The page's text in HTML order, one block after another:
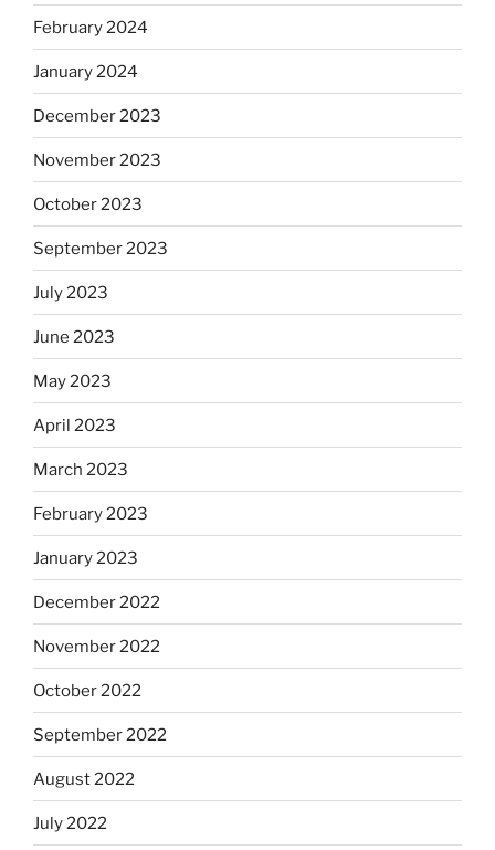
February 2024
January 2024
December 2023
November 2023
October 2023
September 2023
July 2023
June 2023
May 2023
April 2023
March 2023
February 2023
January 2023
December 2022
November 2022
October 2022
September 2022
August 2022
July 2022